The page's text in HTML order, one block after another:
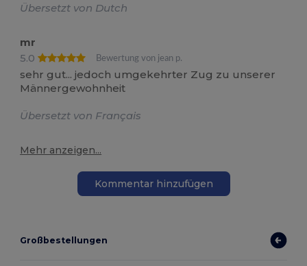
Übersetzt von Dutch
mr
5.0
Bewertung von jean p.
sehr gut... jedoch umgekehrter Zug zu unserer
Männergewohnheit
Übersetzt von Français
Mehr anzeigen...
Kommentar hinzufügen
Großbestellungen